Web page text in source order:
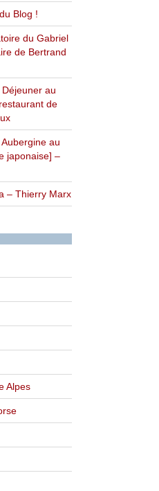
Blog !
du Gabriel
de Bertrand
Déjeuner au
de
Aubergine au
japonaise] –
– Thierry Marx
Alpes